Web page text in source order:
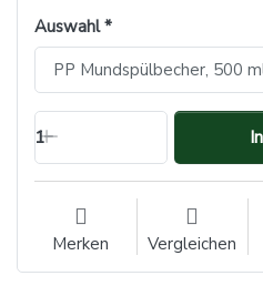
Auswahl
1
Merken Vergleichen